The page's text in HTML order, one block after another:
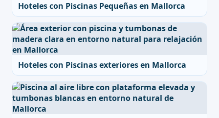
Hoteles con Piscinas Pequeñas en Mallorca
Hoteles con Piscinas exteriores en Mallorca